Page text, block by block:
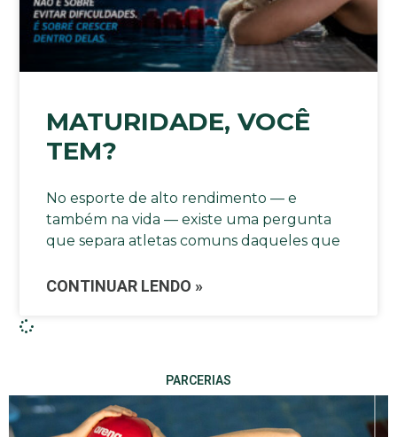
MATURIDADE, VOCÊ
TEM?
No esporte de alto rendimento — e
também na vida — existe uma pergunta
que separa atletas comuns daqueles que
CONTINUAR LENDO »
PARCERIAS